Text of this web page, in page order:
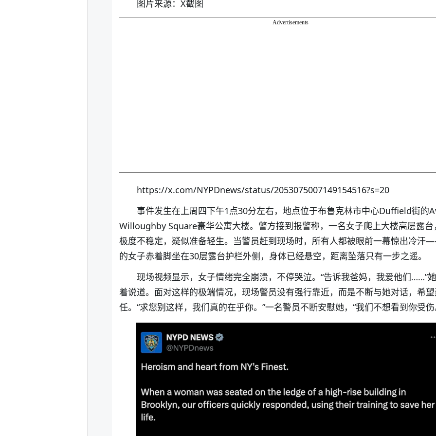
图片来源：X截图
Advertisements
https://x.com/NYPDnews/status/2053075007149154516?s=20
事件发生在上周四下午1点30分左右，地点位于布鲁克林市中心Duffield街的
Willoughby Square豪华公寓大楼。警方接到报警称，一名女子爬上大楼高层露台
极度不稳定，疑似准备轻生。当警员赶到现场时，所有人都被眼前一幕惊出冷汗
的女子赤着脚坐在30层露台护栏外侧，身体已经悬空，距离坠落只有一步之遥。
现场视频显示，女子情绪完全崩溃，不停哭泣。“告诉我爸妈，我爱他们……”
着说道。面对这样的极端情况，现场警员没有强行靠近，而是不断与她对话，希
任。“求您别这样，我们真的在乎你。”一名警员不断安慰她，“我们不想看到你受伤